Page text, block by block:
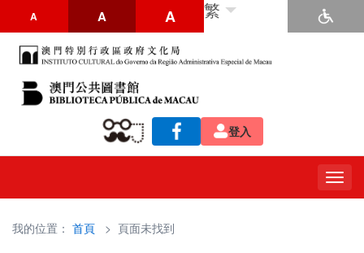
A A A 繁
登入
我的位置： 首頁 > 頁面未找到